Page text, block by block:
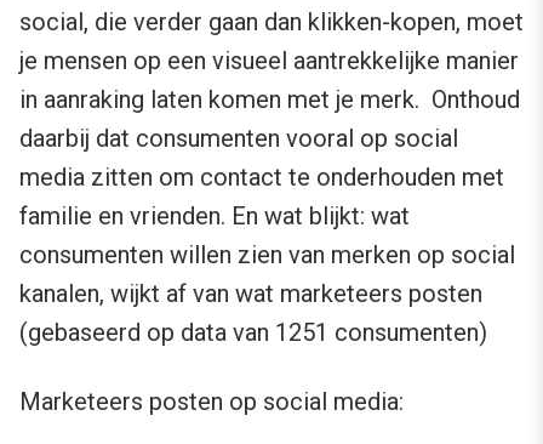
social, die verder gaan dan klikken-kopen, moet
je mensen op een visueel aantrekkelijke manier
in aanraking laten komen met je merk. Onthoud
daarbij dat consumenten vooral op social
media zitten om contact te onderhouden met
familie en vrienden. En wat blijkt: wat
consumenten willen zien van merken op social
kanalen, wijkt af van wat marketeers posten
(gebaseerd op data van 1251 consumenten)
Marketeers posten op social media: